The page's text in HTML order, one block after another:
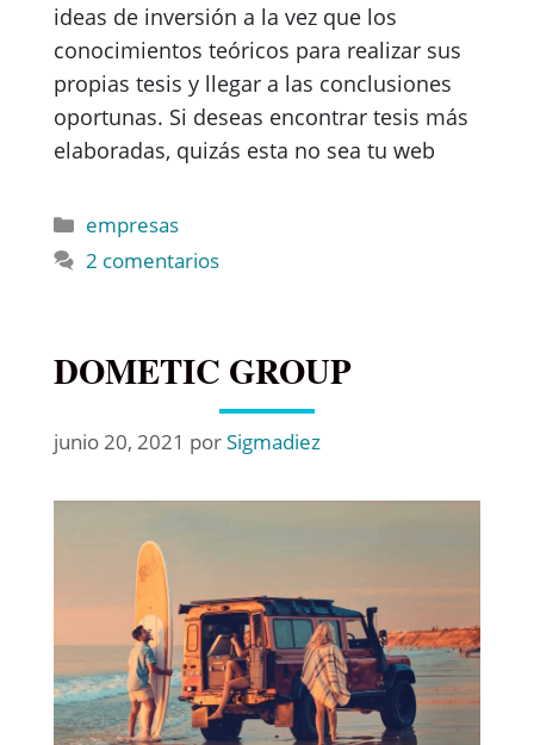
ideas de inversión a la vez que los
conocimientos teóricos para realizar sus
propias tesis y llegar a las conclusiones
oportunas. Si deseas encontrar tesis más
elaboradas, quizás esta no sea tu web
empresas
2 comentarios
DOMETIC GROUP
junio 20, 2021 porSigmadiez